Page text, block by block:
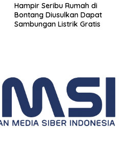
Hampir Seribu Rumah di
Bontang Diusulkan Dapat
Sambungan Listrik Gratis